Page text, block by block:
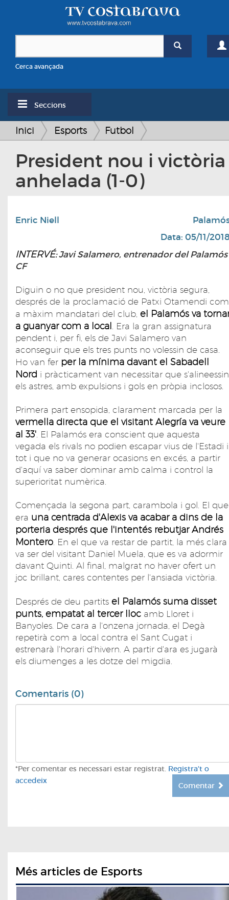
Cerca avançada
Seccions
Inici Esports Futbol
President nou i victòria
anhelada (1-0)
Enric Niell
Data: 05/11/
INTERVÉ:Javi Salamero, entrenador del Palamós
CF
Diguin o no que president nou, victòria segura,
després de la proclamació de Patxi Otamendi com
a màxim mandatari del club, el Palamós va
a guanyar com a local . Era la gran assignatura
pendent i, per fi, els de Javi Salamero van
aconseguir que els tres punts no volessin de casa.
Ho van fer per la mínima davant el Sabadell
Nord i pràcticament van necessitar que s'alineessin
els astres, amb expulsions i gols en pròpia inclosos.
Primera part ensopida, clarament marcada per la
vermella directa que el visitant Alegría va veure
al 33'. El Palamós era conscient que aquesta
vegada els rivals no podien escapar vius de l'Estadi
tot i que no va generar ocasions en excés, a partir
d'aquí va saber dominar amb calma i control la
superioritat numèrica.
Començada la segona part, carambola i gol. El que
era una centrada d'Alexis va acabar a dins de la
porteria després que l'intentés rebutjar Andrés
Montero. En el que va restar de partit, la més clara
va ser del visitant Daniel Muela, que es va adormir
davant Quinti. Al final, malgrat no haver ofert un
joc brillant, cares contentes per l'ansiada victòria.
Després de deu partits el Palamós suma disset
punts, empatat al tercer lloc amb Lloret i
Banyoles. De cara a l'onzena jornada, el Degà
repetirà com a local contra el Sant Cugat i
estrenarà l'horari d'hivern. A partir d'ara es jugarà
els diumenges a les dotze del migdia.
Comentaris (0)
*Per comentar es necessari estar registrat. Registra't o
accedeix
Comentar
Més articles de Esports